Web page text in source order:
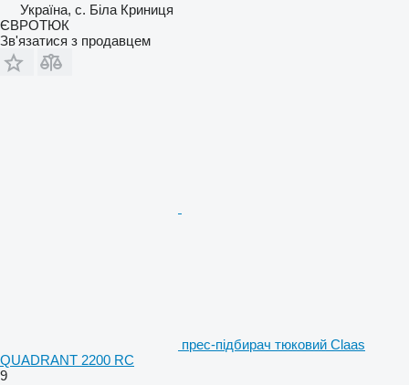
Україна, с. Біла Криниця
ЄВРОТЮК
Зв'язатися з продавцем
прес-підбирач тюковий Claas
QUADRANT 2200 RC
9